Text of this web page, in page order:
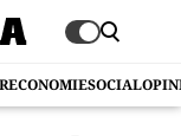
ECONOMIESOCIAL